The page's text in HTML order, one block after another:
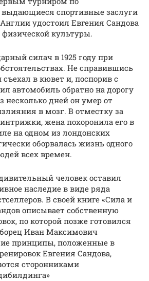
выдающиеся спортивные заслуги
Англии удостоил Евгения Сандова
физической культуры.
силач в 1925 году при
Не справившись
в кювет и, поспорив с
автомобиль обратно на дорогу
несколько дней он умер от
в мозг. В отместку за
жена похоронила его в
на одном из лондонских
оборвалась жизнь одного
всех времен.
человек оставил
наследие в виде ряда
В своей книге «Сила и
описывает собственную
по которой позже готовился
Иван Максимович
принципы, положенные в
Евгения Сандова,
сторонниками